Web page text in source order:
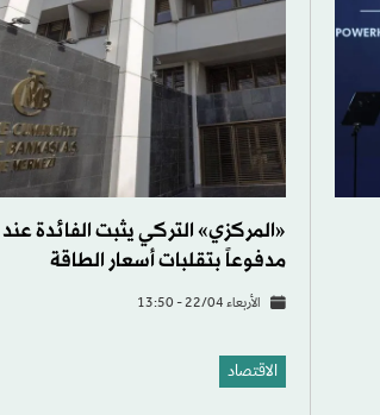
مدفوعاً بتقلبات أسعار الطاقة
الأربعاء 22/04 - 13:50
الاقتصاد